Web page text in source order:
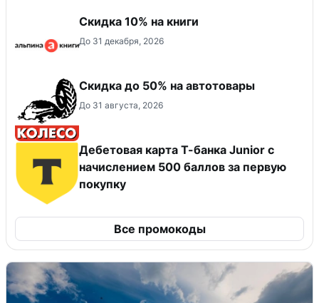
Скидка 10% на книги
До 31 декабря, 2026
Скидка до 50% на автотовары
До 31 августа, 2026
Дебетовая карта Т-банка Junior c
начислением 500 баллов за первую
покупку
Все промокоды